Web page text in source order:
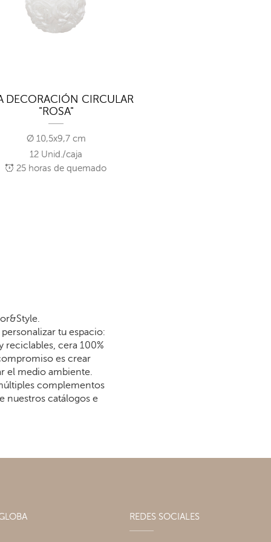
DECORACIÓN CIRCULAR
"ROSA"
Ø 10,5x9,7 cm
12 Unid./caja
25 horas de quemado
tu espacio:
reciclables, cera 100%
es crear
el medio ambiente.
complementos
nuestros catálogos e
REDES SOCIALES